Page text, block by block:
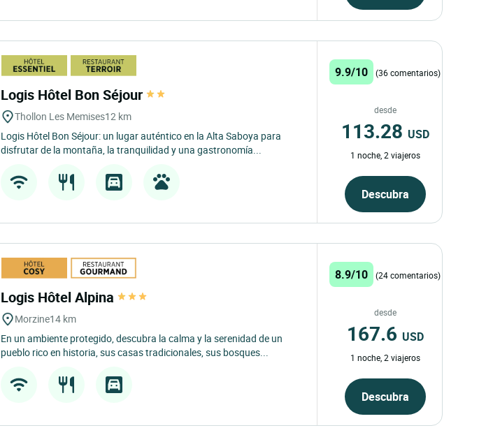
Logis Hôtel Bon Séjour
Thollon Les Memises12 km
Logis Hôtel Bon Séjour: un lugar auténtico en la Alta Saboya para
disfrutar de la montaña, la tranquilidad y una gastronomía...
9.9/10 (36 comentarios)
desde
113.28 USD
1 noche, 2 viajeros
Descubra
Logis Hôtel Alpina
Morzine14 km
En un ambiente protegido, descubra la calma y la serenidad de un
pueblo rico en historia, sus casas tradicionales, sus bosques...
8.9/10 (24 comentarios)
desde
167.6 USD
1 noche, 2 viajeros
Descubra